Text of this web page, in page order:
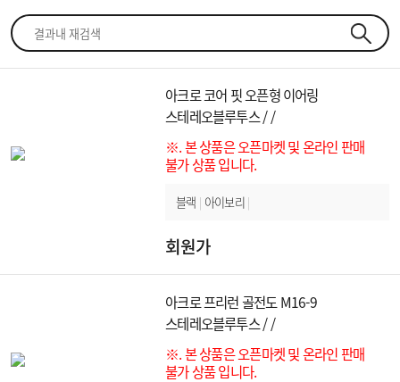
아크로 코어 핏 오픈형 이어링
스테레오블루투스 / /
※. 본 상품은 오픈마켓 및 온라인 판매
불가 상품 입니다.
블랙 | 아이보리 |
회원가
아크로 프리런 골전도 M16-9
스테레오블루투스 / /
※. 본 상품은 오픈마켓 및 온라인 판매
불가 상품 입니다.